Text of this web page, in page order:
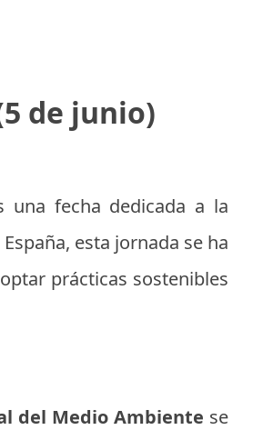
de junio)
una fecha dedicada a la
esta jornada se ha
prácticas sostenibles
del Medio Ambiente se